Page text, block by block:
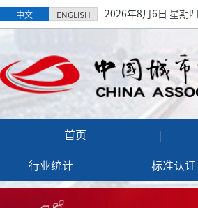
中文 ENGLISH 2026年8月6日 星期四
首页
行业统计 标准认证